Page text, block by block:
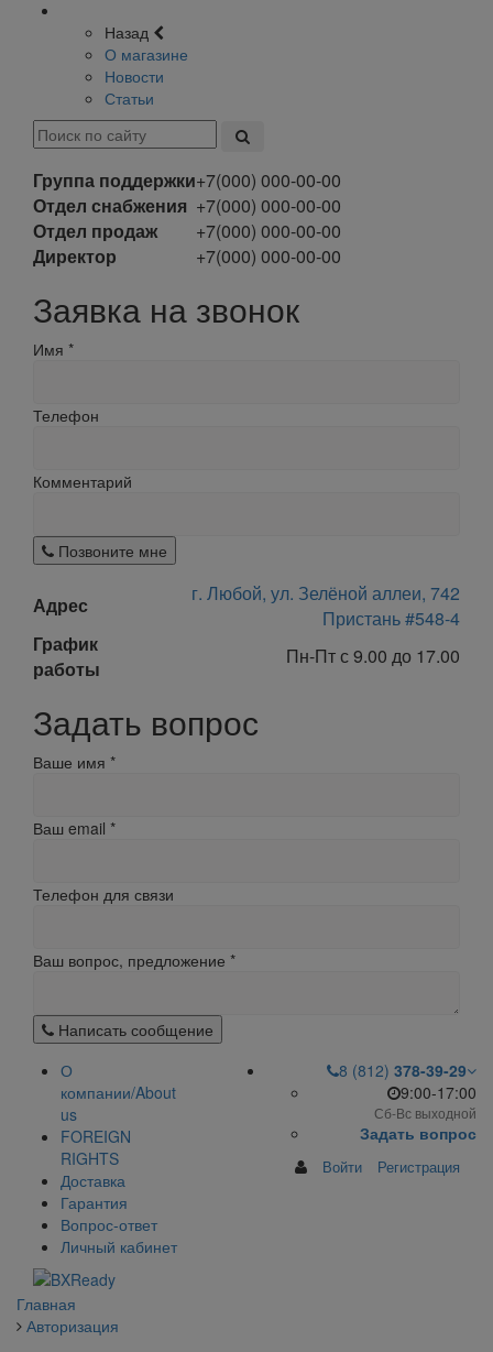
Назад
О магазине
Новости
Статьи
Группа поддержки+7(000) 000-00-00
Отдел снабжения +7(000) 000-00-00
Отдел продаж
+7(000) 000-00-00
Директор
+7(000) 000-00-00
Заявка на звонок
Имя *
Телефон
Комментарий
Позвоните мне
Адрес
г. Любой, ул. Зелёной аллеи, 742
Пристань #548-4
График
работы
Пн-Пт с 9.00 до 17.00
Задать вопрос
Ваше имя *
Ваш email *
Телефон для связи
Ваш вопрос, предложение *
Написать сообщение
О
компании/About
us
FOREIGN
RIGHTS
Доставка
Гарантия
Вопрос-ответ
Личный кабинет
8 (812) 378-39-29
9:00-17:00
Сб-Вс выходной
Задать вопрос
Войти Регистрация
Главная
Авторизация